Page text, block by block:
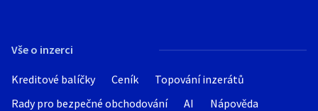
Vše o inzerci
Kreditové balíčky Ceník
Topování inzerátů
Rady pro bezpečné obchodování
AI
Nápověda